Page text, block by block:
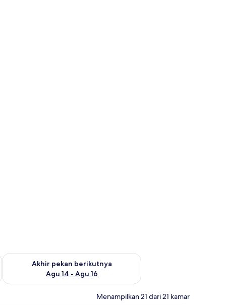
Agu 7 - Agu 9
Akhir pekan berikutnya
Agu 14 - Agu 16
Periksa ketersediaan untuk akhir pekan berikutnya Agu 14 -
Menampilkan 21 dari 21 kamar